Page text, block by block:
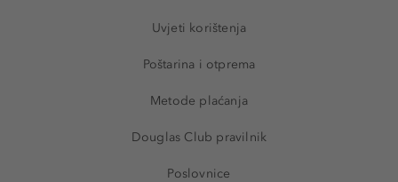
Uvjeti korištenja
Poštarina i otprema
Metode plaćanja
Douglas Club pravilnik
Poslovnice